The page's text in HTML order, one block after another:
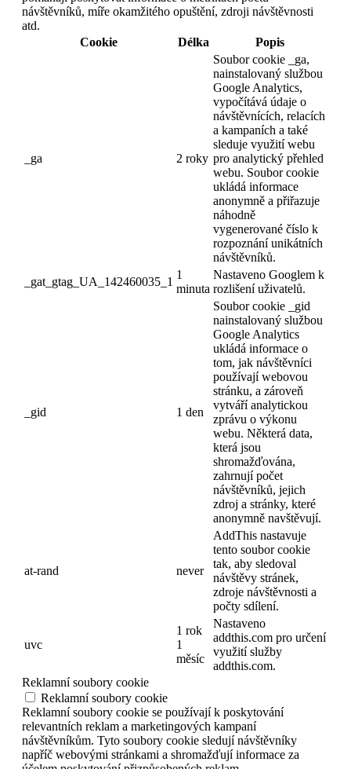
návštěvníků, míře okamžitého opuštění, zdroji návštěvnosti
atd.
Cookie
Délka Popis
_ga 2 roky
Soubor cookie _ga,
nainstalovaný službou
Google Analytics,
vypočítává údaje o
návštěvnících, relacích
a kampaních a také
sleduje využití webu
pro analytický přehled
webu. Soubor cookie
ukládá informace
anonymně a přiřazuje
náhodně
vygenerované číslo k
rozpoznání unikátních
návštěvníků.
_gat_gtag_UA_142460035_1
1
minuta
Nastaveno Googlem k
rozlišení uživatelů.
_gid 1 den
Soubor cookie _gid
nainstalovaný službou
Google Analytics
ukládá informace o
tom, jak návštěvníci
používají webovou
stránku, a zároveň
vytváří analytickou
zprávu o výkonu
webu. Některá data,
která jsou
shromažďována,
zahrnují počet
návštěvníků, jejich
zdroj a stránky, které
anonymně navštěvují.
at-rand never
AddThis nastavuje
tento soubor cookie
tak, aby sledoval
návštěvy stránek,
zdroje návštěvnosti a
počty sdílení.
uvc
1 rok
1
měsíc
Nastaveno
addthis.com pro určení
využití služby
addthis.com.
Reklamní soubory cookie
Reklamní soubory cookie
Reklamní soubory cookie se používají k poskytování
relevantních reklam a marketingových kampaní
návštěvníkům. Tyto soubory cookie sledují návštěvníky
napříč webovými stránkami a shromažďují informace za